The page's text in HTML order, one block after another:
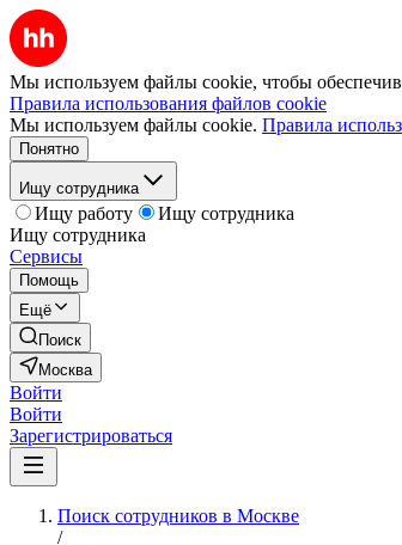
Мы используем файлы cookie, чтобы
Правила использования файлов cookie
Мы используем файлы cookie. Правила
Понятно
Ищу сотрудника
Ищу работу
Ищу сотрудника
Ищу сотрудника
Сервисы
Помощь
Ещё
Поиск
Москва
Войти
Войти
Зарегистрироваться
Поиск сотрудников в Москве
/